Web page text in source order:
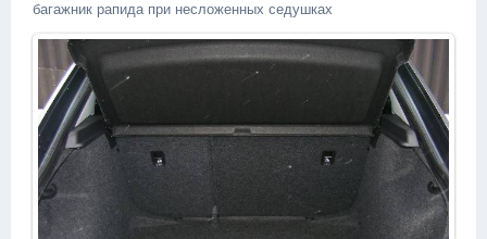
багажник рапида при несложенных седушках